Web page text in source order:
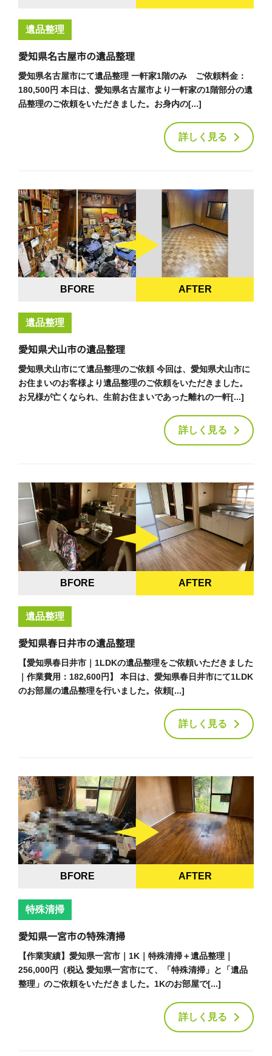
遺品整理
愛知県名古屋市の遺品整理
愛知県名古屋市にて遺品整理 一軒家1階のみ ご依頼料金：
180,500円 本日は、愛知県名古屋市より一軒家の1階部分の遺
品整理のご依頼をいただきました。お身内の[...]
詳しく見る
BFORE AFTER
遺品整理
愛知県犬山市の遺品整理
愛知県犬山市にて遺品整理のご依頼 今回は、愛知県犬山市に
お住まいのお客様より遺品整理のご依頼をいただきました。
お兄様が亡くなられ、生前お住まいであった離れの一軒[...]
詳しく見る
BFORE AFTER
遺品整理
愛知県春日井市の遺品整理
【愛知県春日井市｜1LDKの遺品整理をご依頼いただきました
｜作業費用：182,600円】 本日は、愛知県春日井市にて1LDK
のお部屋の遺品整理を行いました。依頼[...]
詳しく見る
BFORE AFTER
特殊清掃
愛知県一宮市の特殊清掃
【作業実績】愛知県一宮市｜1K｜特殊清掃＋遺品整理｜
256,000円（税込 愛知県一宮市にて、「特殊清掃」と「遺品
整理」のご依頼をいただきました。1Kのお部屋で[...]
詳しく見る